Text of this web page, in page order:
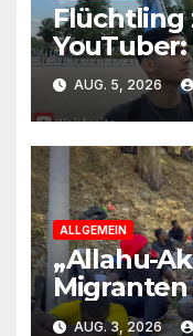
Flüchtling
YouTuber:
kommen
AUG. 5, 2026
ALLGEMEIN
„Allahu-
Rückreise
AUG. 3, 2026